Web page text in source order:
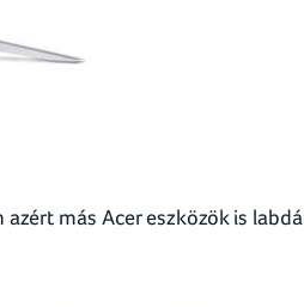
más Acer eszközök is